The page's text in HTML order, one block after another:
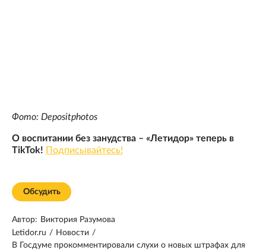
Фото: Depositphotos
О воспитании без занудства – «Летидор» теперь в
TikTok! Подписывайтесь!
Обсудить
Автор: Виктория Разумова
Letidor.ru / Новости /
В Госдуме прокомментировали слухи о новых штрафах для